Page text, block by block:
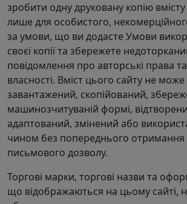
зробити одну друковану копію
лише для особистого,
за умови, що ви додасте Умови
своєї копії та збережете
повідомлення про авторські права
власності. Вміст цього сайту не може
завантажений, скопійований,
машинозчитуваній формі,
адаптований, змінений або
чином без попереднього
письмового дозволу.
Торгові марки, торгові назви та
що відображаються на цьому сайті,